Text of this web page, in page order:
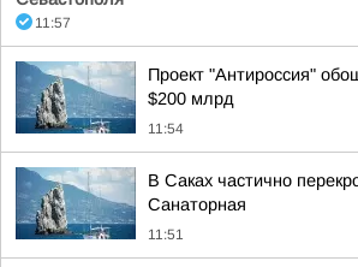
11:57
Проект "Антироссия"
$200 млрд
11:54
В Саках частично
Санаторная
11:51